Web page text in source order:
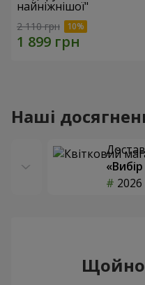
найніжнішої"
2 110 грн
Наші
2026
Щойно